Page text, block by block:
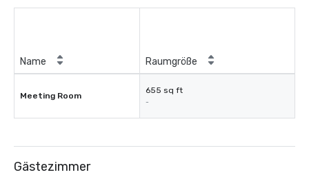
Name Raumgröße
Meeting Room
655 sq ft
-
Gästezimmer